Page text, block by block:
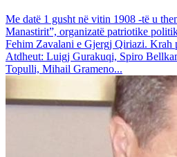
Me datë 1 gusht në vitin 1908 -të u
Manastirit”, organizatë patriotike
Fehim Zavalani e Gjergj Qiriazi. Krah
Atdheut: Luigj Gurakuqi, Spiro
Topulli, Mihail Grameno...